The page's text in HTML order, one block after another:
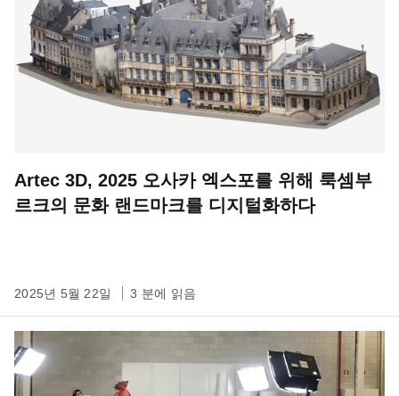
Artec 3D, 2025 오사카 엑스포를 위해 룩셈부
르크의 문화 랜드마크를 디지털화하다
2025년 5월 22일 3 분에 읽음